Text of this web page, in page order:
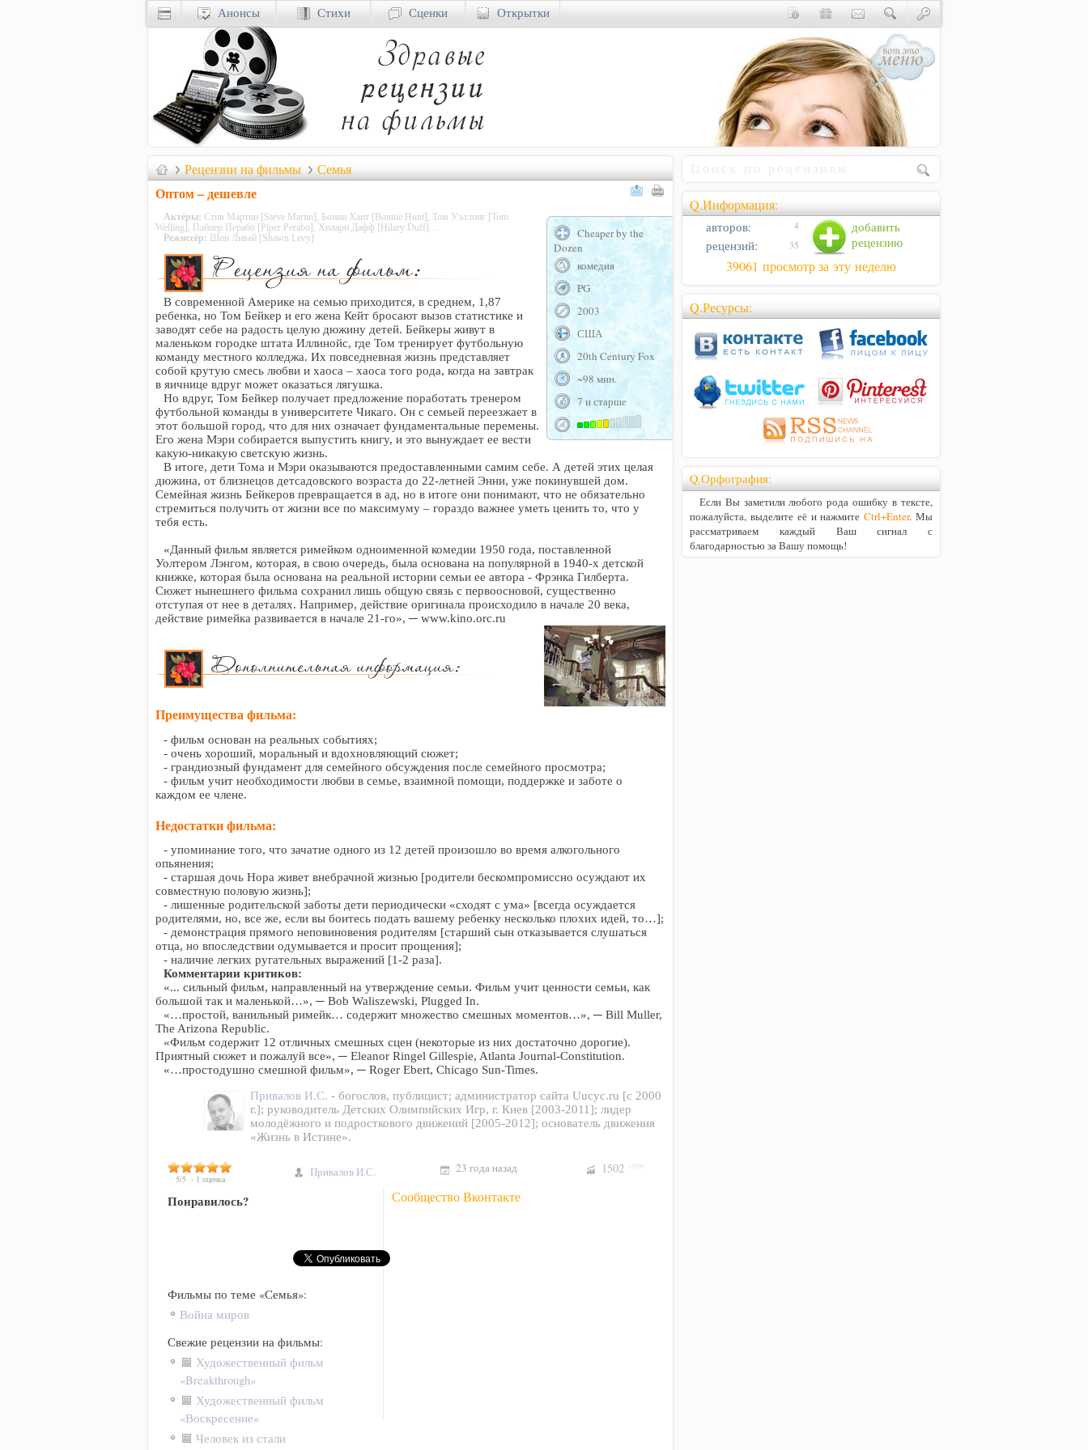
Рецензии на фильмы Семья
Оптом – дешевле
Cheaper by the
Dozen
комедия
PG
2003
США
20th Century Fox
~98 мин.
7 и старше
Актёры: Стив Мартин [Steve Martin], Бонни Хант [Bonnie Hunt], Том Уэллинг [Tom
Welling], Пайпер Перабо [Piper Perabo], Хилари Дафф [Hilary Duff]…
Режиссёр: Шон Ливай [Shawn Levy]
В современной Америке на семью приходится, в среднем, 1,87
ребенка, но Том Бейкер и его жена Кейт бросают вызов статистике и
заводят себе на радость целую дюжину детей. Бейкеры живут в
маленьком городке штата Иллинойс, где Том тренирует футбольную
команду местного колледжа. Их повседневная жизнь представляет
собой крутую смесь любви и хаоса – хаоса того рода, когда на завтрак
в яичнице вдруг может оказаться лягушка.
Но вдруг, Том Бейкер получает предложение поработать тренером
футбольной команды в университете Чикаго. Он с семьей переезжает в
этот большой город, что для них означает фундаментальные перемены.
Его жена Мэри собирается выпустить книгу, и это вынуждает ее вести
какую-никакую светскую жизнь.
В итоге, дети Тома и Мэри оказываются предоставленными самим себе. А детей этих целая
дюжина, от близнецов детсадовского возраста до 22-летней Энни, уже покинувшей дом.
Семейная жизнь Бейкеров превращается в ад, но в итоге они понимают, что не обязательно
стремиться получить от жизни все по максимуму – гораздо важнее уметь ценить то, что у
тебя есть.
«Данный фильм является римейком одноименной комедии 1950 года, поставленной
Уолтером Лэнгом, которая, в свою очередь, была основана на популярной в 1940-х детской
книжке, которая была основана на реальной истории семьи ее автора - Фрэнка Гилберта.
Сюжет нынешнего фильма сохранил лишь общую связь с первоосновой, существенно
отступая от нее в деталях. Например, действие оригинала происходило в начале 20 века,
действие римейка развивается в начале 21-го», ─ www.kino.orc.ru
Преимущества фильма:
- фильм основан на реальных событиях;
- очень хороший, моральный и вдохновляющий сюжет;
- грандиозный фундамент для семейного обсуждения после семейного просмотра;
- фильм учит необходимости любви в семье, взаимной помощи, поддержке и заботе о
каждом ее члене.
Недостатки фильма:
- упоминание того, что зачатие одного из 12 детей произошло во время алкогольного
опьянения;
- старшая дочь Нора живет внебрачной жизнью [родители бескомпромиссно осуждают их
совместную половую жизнь];
- лишенные родительской заботы дети периодически «сходят с ума» [всегда осуждается
родителями, но, все же, если вы боитесь подать вашему ребенку несколько плохих идей, то…];
- демонстрация прямого неповиновения родителям [старший сын отказывается слушаться
отца, но впоследствии одумывается и просит прощения];
- наличие легких ругательных выражений [1-2 раза].
Комментарии критиков:
«... сильный фильм, направленный на утверждение семьи. Фильм учит ценности семьи, как
большой так и маленькой…», ─ Bob Waliszewski, Plugged In.
«…простой, ванильный римейк… содержит множество смешных моментов…», ─ Bill Muller,
The Arizona Republic.
«Фильм содержит 12 отличных смешных сцен (некоторые из них достаточно дорогие).
Приятный сюжет и пожалуй все», ─ Eleanor Ringel Gillespie, Atlanta Journal-Constitution.
«…простодушно смешной фильм», ─ Roger Ebert, Chicago Sun-Times.
Привалов И.С. - богослов, публицист; администратор сайта Uucyc.ru [с 2000
г.]; руководитель Детских Олимпийских Игр, г. Киев [2003-2011]; лидер
молодёжного и подросткового движений [2005-2012]; основатель движения
«Жизнь в Истине».
5/5- 1 оценка Привалов И.С. 23 года назад 1502 12896
Сообщество Вконтакте
Понравилось?
Фильмы по теме «Семья»:
Война миров
Свежие рецензии на фильмы:
Художественный фильм
«Breakthrough»
Художественный фильм
«Воскресение»
Человек из стали
Q.Информация:
добавить
рецензию
авторов: 4
рецензий: 35
39061 просмотр за эту неделю
Q.Ресурсы:
Q.Орфография:
Если Вы заметили любого рода ошибку в тексте,
пожалуйста, выделите её и нажмитеCtrl+Enter. Мы
рассматриваем каждый Ваш сигнал с
благодарностью за Вашу помощь!
Анонсы Стихи Сценки Открытки